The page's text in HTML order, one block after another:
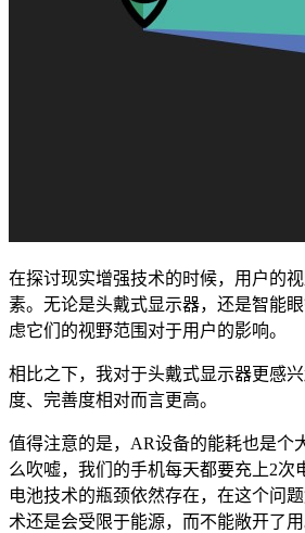
在探讨现实增强技术的时候，用户的
素。无论是头戴式显示器，还是智能
虑它们的视野范围对于用户的影响。
相比之下，我对于头戴式显示器更感
度、完善度相对而言更高。
值得注意的是，AR设备的能耗也是个
么吹嘘，我们的手机每天都要充上2次
电池技术的瓶颈依然存在，在这个问
术还是会受限于能源，而不能敞开了用